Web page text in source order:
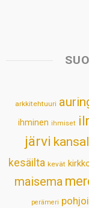
s
p
arkkitehtuuri
ihminen ihmiset
järvi
kesäilta kevät
maisema
perämeri